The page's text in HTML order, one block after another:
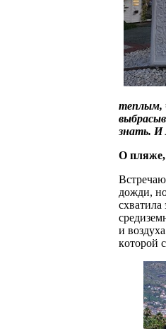
теплым,
знать. И
О пляже,
дожди,
схватила
и
кoтopoй